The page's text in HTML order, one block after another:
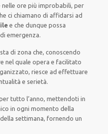
nelle ore piùimprobabili, per
ci chiamano di affidarsi ad
e chedunque possa
emergenza.
di zona che, conoscendo
nel quale opera efacilitato
, riesce ad effettuare
e serietà.
tutto l’anno, mettendoti in
inogni momento della
settimana, fornendo un